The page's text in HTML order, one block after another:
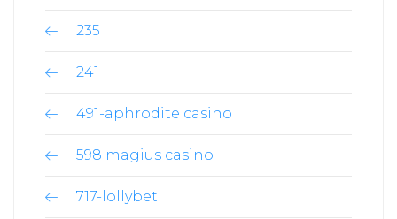
235
241
491-aphrodite casino
598 magius casino
717-lollybet